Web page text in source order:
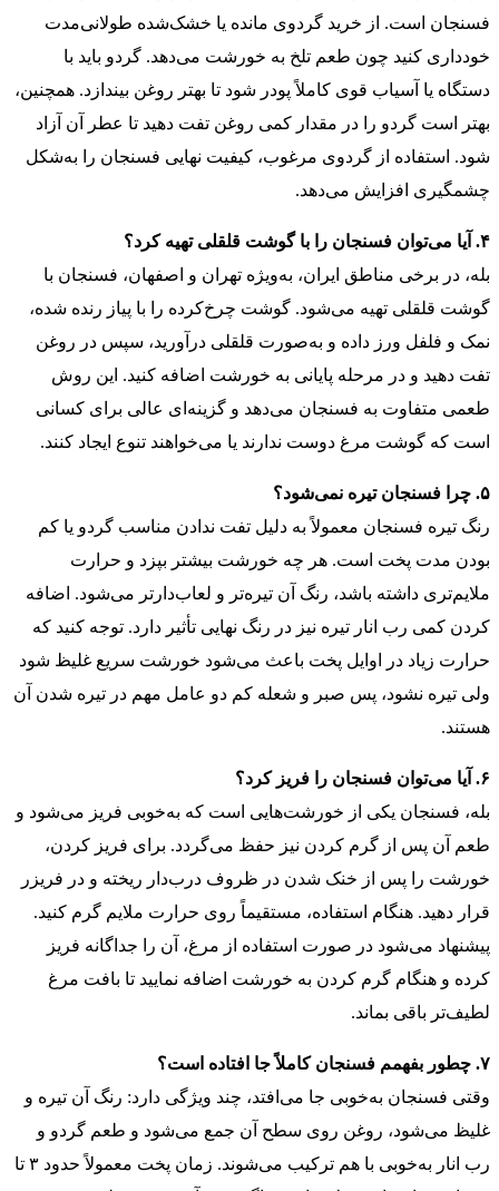
فسنجان است. از خرید گردوی مانده یا خشک‌شده طولانی‌مدت
خودداری کنید چون طعم تلخ به خورشت می‌دهد. گردو باید با
دستگاه یا آسیاب قوی کاملاً پودر شود تا بهتر روغن بیندازد. همچنین،
بهتر است گردو را در مقدار کمی روغن تفت دهید تا عطر آن آزاد
شود. استفاده از گردوی مرغوب، کیفیت نهایی فسنجان را به‌شکل
چشمگیری افزایش می‌دهد.
۴. آیا می‌توان فسنجان را با گوشت قلقلی تهیه کرد؟
بله، در برخی مناطق ایران، به‌ویژه تهران و اصفهان، فسنجان با
گوشت قلقلی تهیه می‌شود. گوشت چرخ‌کرده را با پیاز رنده شده،
نمک و فلفل ورز داده و به‌صورت قلقلی درآورید، سپس در روغن
تفت دهید و در مرحله پایانی به خورشت اضافه کنید. این روش
طعمی متفاوت به فسنجان می‌دهد و گزینه‌ای عالی برای کسانی
است که گوشت مرغ دوست ندارند یا می‌خواهند تنوع ایجاد کنند.
۵. چرا فسنجان تیره نمی‌شود؟
رنگ تیره فسنجان معمولاً به دلیل تفت ندادن مناسب گردو یا کم
بودن مدت پخت است. هر چه خورشت بیشتر بپزد و حرارت
ملایم‌تری داشته باشد، رنگ آن تیره‌تر و لعاب‌دارتر می‌شود. اضافه
کردن کمی رب انار تیره نیز در رنگ نهایی تأثیر دارد. توجه کنید که
حرارت زیاد در اوایل پخت باعث می‌شود خورشت سریع غلیظ شود
ولی تیره نشود، پس صبر و شعله کم دو عامل مهم در تیره شدن آن
هستند.
۶. آیا می‌توان فسنجان را فریز کرد؟
بله، فسنجان یکی از خورشت‌هایی است که به‌خوبی فریز می‌شود و
طعم آن پس از گرم کردن نیز حفظ می‌گردد. برای فریز کردن،
خورشت را پس از خنک شدن در ظروف درب‌دار ریخته و در فریزر
قرار دهید. هنگام استفاده، مستقیماً روی حرارت ملایم گرم کنید.
پیشنهاد می‌شود در صورت استفاده از مرغ، آن را جداگانه فریز
کرده و هنگام گرم کردن به خورشت اضافه نمایید تا بافت مرغ
لطیف‌تر باقی بماند.
۷. چطور بفهمم فسنجان کاملاً جا افتاده است؟
وقتی فسنجان به‌خوبی جا می‌افتد، چند ویژگی دارد: رنگ آن تیره و
غلیظ می‌شود، روغن روی سطح آن جمع می‌شود و طعم گردو و
رب انار به‌خوبی با هم ترکیب می‌شوند. زمان پخت معمولاً حدود ۳ تا